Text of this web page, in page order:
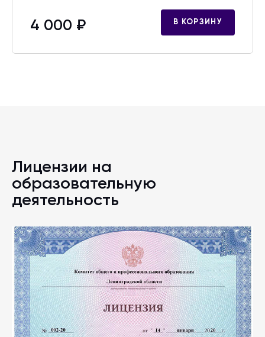
4 000 ₽ В КОРЗИНУ
Лицензии на
образовательную
деятельность